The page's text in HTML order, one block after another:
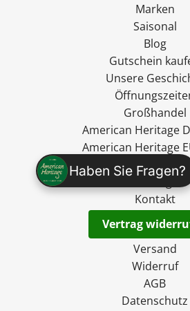
Haben Sie Fragen?
Marken
Saisonal
Blog
Gutschein
Unsere
Großhandel
American Heritage
American Heritage
Ryan's
madevegan
Kontakt
Vertrag
Versand
Widerruf
AGB
Datenschutz